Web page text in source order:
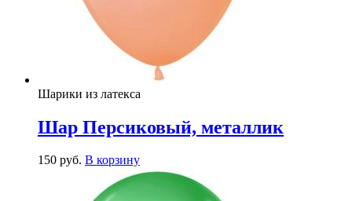
Шарики из латекса
Шар Персиковый, металлик
150 руб. В корзину